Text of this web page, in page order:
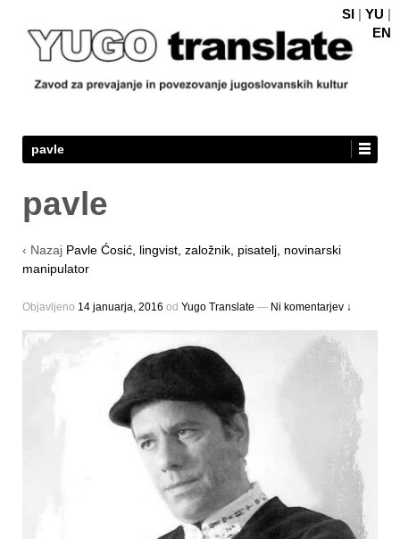
SI | YU |
EN
pavle
pavle
‹ Nazaj Pavle Ćosić, lingvist, založnik, pisatelj, novinarski
manipulator
Objavljeno 14 januarja, 2016 оd Yugo Translate — Ni komentarjev ↓